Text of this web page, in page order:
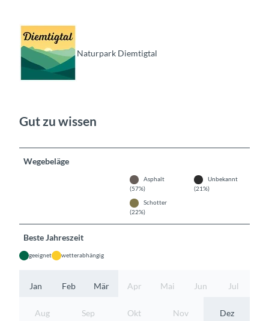
Naturpark Diemtigtal
Gut zu wissen
Wegebeläge
Asphalt
(57%)
Unbekannt
(21%)
Schotter
(22%)
Beste Jahreszeit
geeignet wetterabhängig
Jan Feb Mär Apr Mai Jun Jul
Aug Sep Okt Nov Dez